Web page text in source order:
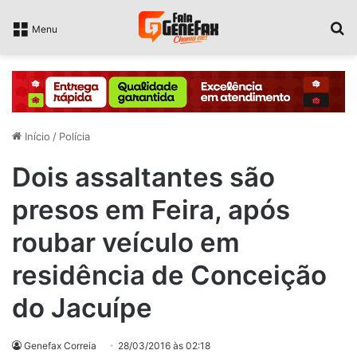
Menu
Início / Polícia
Dois assaltantes são
presos em Feira, após
roubar veículo em
residência de Conceição
do Jacuípe
Genefax Correia 28/03/2016 às 02:18